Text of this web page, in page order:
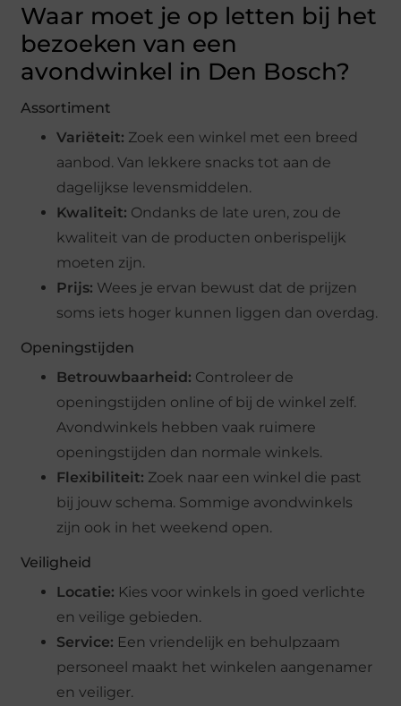
Waar moet je op letten bij het
bezoeken van een
avondwinkel in Den Bosch?
Assortiment
Variëteit: Zoek een winkel met een breed
aanbod. Van lekkere snacks tot aan de
dagelijkse levensmiddelen.
Kwaliteit: Ondanks de late uren, zou de
kwaliteit van de producten onberispelijk
moeten zijn.
Prijs: Wees je ervan bewust dat de prijzen
soms iets hoger kunnen liggen dan overdag.
Openingstijden
Betrouwbaarheid: Controleer de
openingstijden online of bij de winkel zelf.
Avondwinkels hebben vaak ruimere
openingstijden dan normale winkels.
Flexibiliteit: Zoek naar een winkel die past
bij jouw schema. Sommige avondwinkels
zijn ook in het weekend open.
Veiligheid
Locatie: Kies voor winkels in goed verlichte
en veilige gebieden.
Service: Een vriendelijk en behulpzaam
personeel maakt het winkelen aangenamer
en veiliger.